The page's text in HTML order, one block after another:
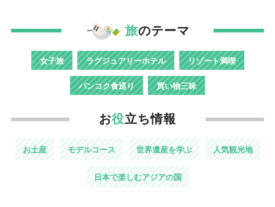
旅のテーマ
女子旅 ラグジュアリーホテル リゾート満喫
バンコク食巡り 買い物三昧
お役立ち情報
お土産 モデルコース 世界遺産を学ぶ 人気観光地
日本で楽しむアジアの国